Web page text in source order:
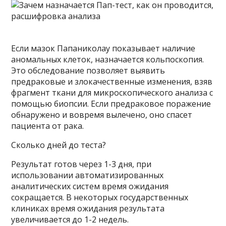
Если мазок Папаниколау показывает наличие
аномальных клеток, назначается кольпоскопия.
Это обследование позволяет выявить
предраковые и злокачественные изменения, взяв
фрагмент ткани для микроскопического анализа с
помощью биопсии. Если предраковое поражение
обнаружено и вовремя вылечено, оно спасет
пациента от рака.
Сколько дней до теста?
Результат готов через 1-3 дня, при
использовании автоматизированных
аналитических систем время ожидания
сокращается. В некоторых государственных
клиниках время ожидания результата
увеличивается до 1-2 недель.